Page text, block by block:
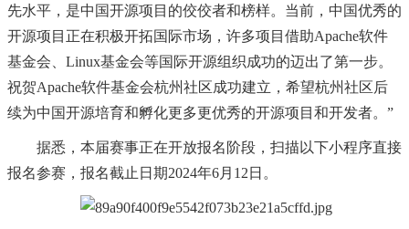
先水平，是中国开源项目的佼佼者和榜样。当前，中国优秀的
开源项目正在积极开拓国际市场，许多项目借助Apache软件
基金会、Linux基金会等国际开源组织成功的迈出了第一步。
祝贺Apache软件基金会杭州社区成功建立，希望杭州社区后
续为中国开源培育和孵化更多更优秀的开源项目和开发者。”
据悉，本届赛事正在开放报名阶段，扫描以下小程序直接
报名参赛，报名截止日期2024年6月12日。